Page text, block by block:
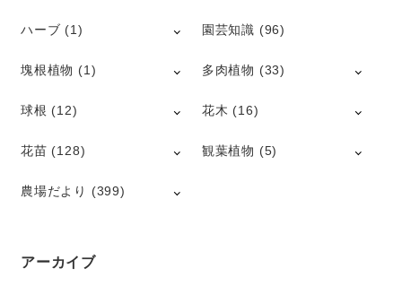
ハーブ (1) 園芸知識 (96)
塊根植物 (1) 多肉植物 (33)
球根 (12) 花木 (16)
花苗 (128) 観葉植物 (5)
農場だより (399)
アーカイブ